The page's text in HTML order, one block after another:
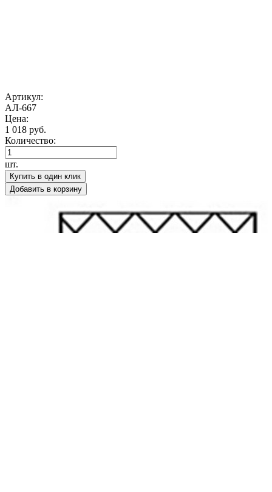
Артикул:
АЛ-667
Цена:
1 018 руб.
Количество:
шт.
Купить в один клик
Добавить в корзину